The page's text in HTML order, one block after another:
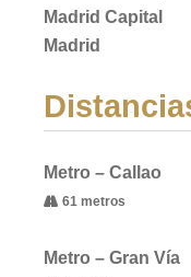
Madrid Capital
Madrid
Metro – Callao
61 metros
Metro – Gran Vía